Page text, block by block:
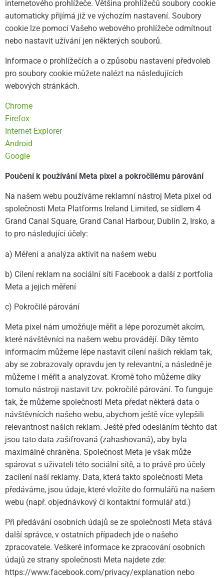
internetového prohlížeče. Většina prohlížečů soubory cookie
automaticky přijímá již ve výchozím nastavení. Soubory
cookie lze pomocí Vašeho webového prohlížeče odmítnout
nebo nastavit užívání jen některých souborů.
Informace o prohlížečích a o způsobu nastavení předvoleb
pro soubory cookie můžete nalézt na následujících
webových stránkách.
Chrome
Firefox
Internet Explorer
Android
Google
Poučení k používání Meta pixel a pokročilému párování
Na našem webu používáme reklamní nástroj Meta pixel od
společnosti Meta Platforms Ireland Limited, se sídlem 4
Grand Canal Square, Grand Canal Harbour, Dublin 2, Irsko, a
to pro následující účely:
a) Měření a analýza aktivit na našem webu
b) Cílení reklam na sociální síti Facebook a další z portfolia
Meta a jejich měření
c) Pokročilé párování
Meta pixel nám umožňuje měřit a lépe porozumět akcím,
které návštěvníci na našem webu provádějí. Díky těmto
informacím můžeme lépe nastavit cílení našich reklam tak,
aby se zobrazovaly opravdu jen ty relevantní, a následně je
můžeme i měřit a analyzovat. Kromě toho můžeme díky
tomuto nástroji nastavit tzv. pokročilé párování. To funguje
tak, že můžeme společnosti Meta předat některá data o
návštěvnících našeho webu, abychom ještě více vylepšili
relevantnost našich reklam. Ještě před odesláním těchto dat
jsou tato data zašifrovaná (zahashovaná), aby byla
maximálně chráněna. Společnost Meta je však může
spárovat s uživateli této sociální sítě, a to právě pro účely
zacílení naší reklamy. Data, která takto společnosti Meta
předáváme, jsou údaje, které vložíte do formulářů na našem
webu (např. objednávkový či kontaktní formulář atd.)
Při předávání osobních údajů se ze společnosti Meta stává
další správce, v ostatních případech jde o našeho
zpracovatele. Veškeré informace ke zpracování osobních
údajů ze strany společnosti Meta najdete zde:
https://www.facebook.com/privacy/explanation nebo